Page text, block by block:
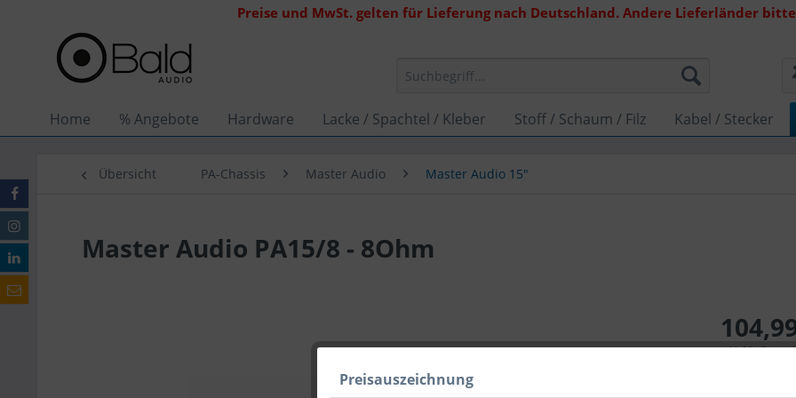
Preise und MwSt. gelten für Lieferung nach Deutschland. Andere Lieferländer
Home % Angebote Hardware Lacke / Spachtel / Kleber Stoff / Schaum / Filz Kabel / Stecker
Übersicht PA-Chassis Master Audio Master Audio 15"
Master Audio PA15/8 - 8Ohm
inkl. MwSt.
Lieferzeit
Preisauszeichnung